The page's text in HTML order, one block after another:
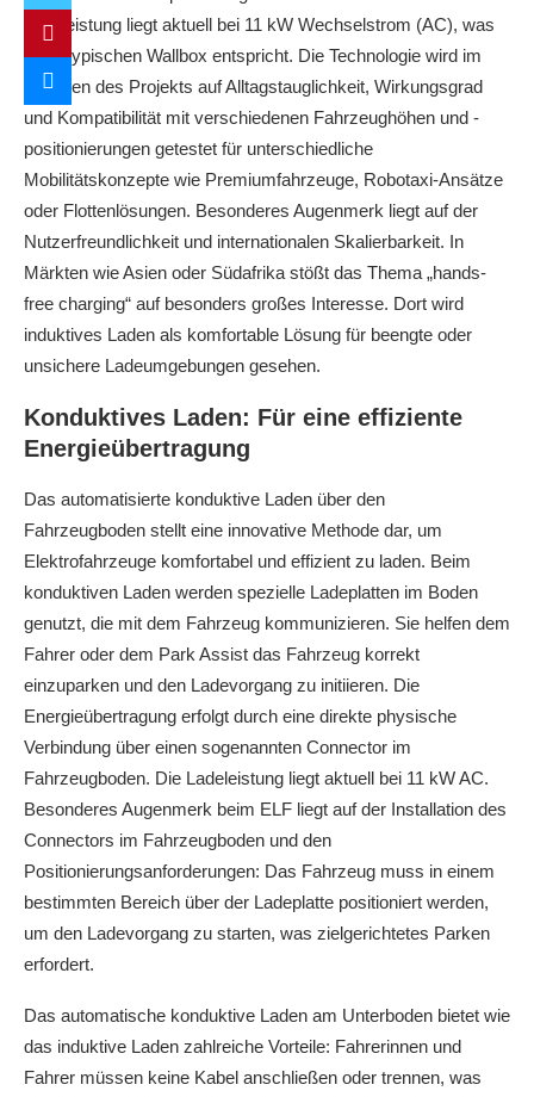
Ladeleistung liegt aktuell bei 11 kW Wechselstrom (AC), was
einer typischen Wallbox entspricht. Die Technologie wird im
Rahmen des Projekts auf Alltagstauglichkeit, Wirkungsgrad
und Kompatibilität mit verschiedenen Fahrzeughöhen und -
positionierungen getestet für unterschiedliche
Mobilitätskonzepte wie Premiumfahrzeuge, Robotaxi-Ansätze
oder Flottenlösungen. Besonderes Augenmerk liegt auf der
Nutzerfreundlichkeit und internationalen Skalierbarkeit. In
Märkten wie Asien oder Südafrika stößt das Thema „hands-
free charging“ auf besonders großes Interesse. Dort wird
induktives Laden als komfortable Lösung für beengte oder
unsichere Ladeumgebungen gesehen.
Konduktives Laden: Für eine effiziente
Energieübertragung
Das automatisierte konduktive Laden über den
Fahrzeugboden stellt eine innovative Methode dar, um
Elektrofahrzeuge komfortabel und effizient zu laden. Beim
konduktiven Laden werden spezielle Ladeplatten im Boden
genutzt, die mit dem Fahrzeug kommunizieren. Sie helfen dem
Fahrer oder dem Park Assist das Fahrzeug korrekt
einzuparken und den Ladevorgang zu initiieren. Die
Energieübertragung erfolgt durch eine direkte physische
Verbindung über einen sogenannten Connector im
Fahrzeugboden. Die Ladeleistung liegt aktuell bei 11 kW AC.
Besonderes Augenmerk beim ELF liegt auf der Installation des
Connectors im Fahrzeugboden und den
Positionierungsanforderungen: Das Fahrzeug muss in einem
bestimmten Bereich über der Ladeplatte positioniert werden,
um den Ladevorgang zu starten, was zielgerichtetes Parken
erfordert.
Das automatische konduktive Laden am Unterboden bietet wie
das induktive Laden zahlreiche Vorteile: Fahrerinnen und
Fahrer müssen keine Kabel anschließen oder trennen, was